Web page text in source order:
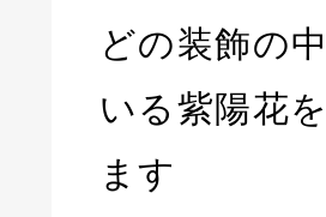
どの装飾の
いる紫陽花
ます